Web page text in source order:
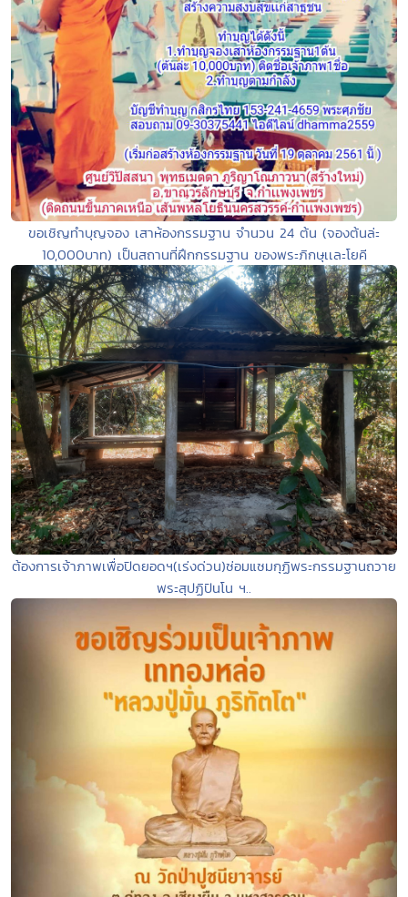
ขอเชิญทำบุญจอง เสาห้องกรรมฐาน จำนวน 24 ต้น (จองต้นล่ะ
10,000บาท) เป็นสถานที่ฝึกกรรมฐาน ของพระภิกษุเเละโยคี
ต้องการเจ้าภาพเพื่อปิดยอดฯ(เร่งด่วน)ซ่อมแซมกุฏิพระกรรมฐานถวาย
พระสุปฏิปันโน ฯ..